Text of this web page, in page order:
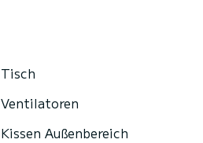
Tisch
Ventilatoren
Kissen Außenbereich